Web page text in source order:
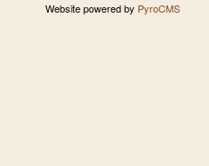
Website powered by PyroCMS